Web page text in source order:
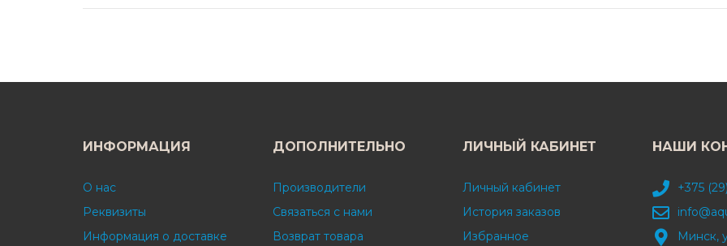
ИНФОРМАЦИЯ
О нас
Реквизиты
Информация о доставке
ДОПОЛНИТЕЛЬНО
Производители
Связаться с нами
Возврат товара
ЛИЧНЫЙ КАБИНЕТ
Личный кабинет
История заказов
Избранное
НАШИ
+375
Минск,